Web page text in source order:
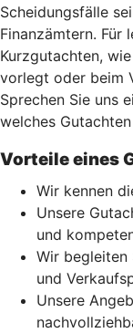
Scheidungsfälle
Finanzämtern. Für
Kurzgutachten,
vorlegt oder beim
Sprechen Sie uns
welches
Vorteile eines
Wir kennen
Unsere
und
Wir begleiten
und
Unsere